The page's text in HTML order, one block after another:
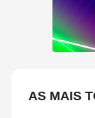
AS MAIS